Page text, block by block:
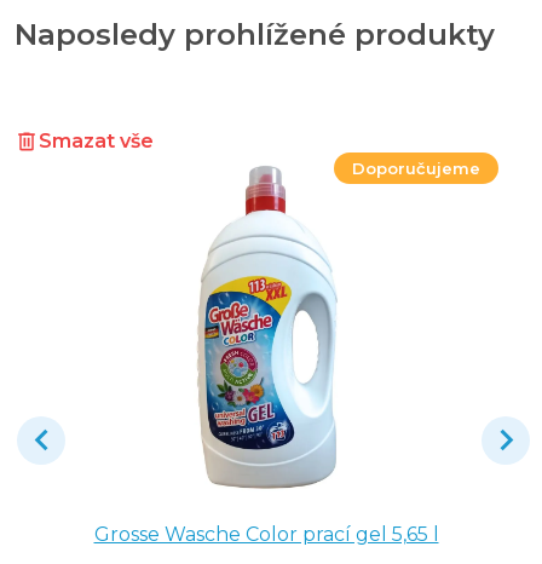
Naposledy prohlížené produkty
Smazat vše
Doporučujeme
Grosse Wasche Color prací gel 5,65 l